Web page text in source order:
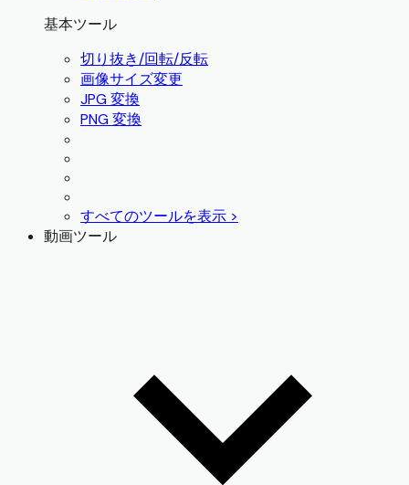
基本ツール
切り抜き/回転/反転
画像サイズ変更
JPG 変換
PNG 変換
すべてのツールを表示 >
動画ツール